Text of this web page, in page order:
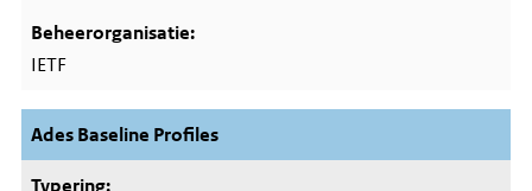
IETF
Ades Baseline Profiles